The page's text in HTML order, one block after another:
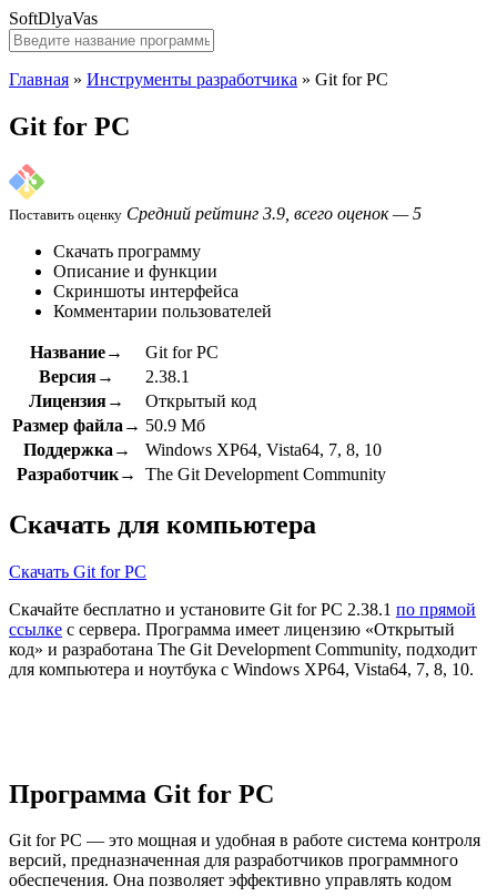
SoftDlyaVas
Главная » Инструменты разработчика » Git for PC
Git for PC
Поставить оценку Средний рейтинг 3.9, всего оценок — 5
Скачать программу
Описание и функции
Скриншоты интерфейса
Комментарии пользователей
Название→
Git for PC
Версия→
2.38.1
Лицензия→
Открытый код
Размер файла→ 50.9 Мб
Поддержка→
Windows XP64, Vista64, 7, 8, 10
Разработчик→
The Git Development Community
Скачать для компьютера
Скачать Git for PC
Скачайте бесплатно и установите Git for PC 2.38.1 по прямой
ссылке с сервера. Программа имеет лицензию «Открытый
код» и разработана The Git Development Community, подходит
для компьютера и ноутбука с Windows XP64, Vista64, 7, 8, 10.
Программа Git for PC
Git for PC — это мощная и удобная в работе система контроля
версий, предназначенная для разработчиков программного
обеспечения. Она позволяет эффективно управлять кодом